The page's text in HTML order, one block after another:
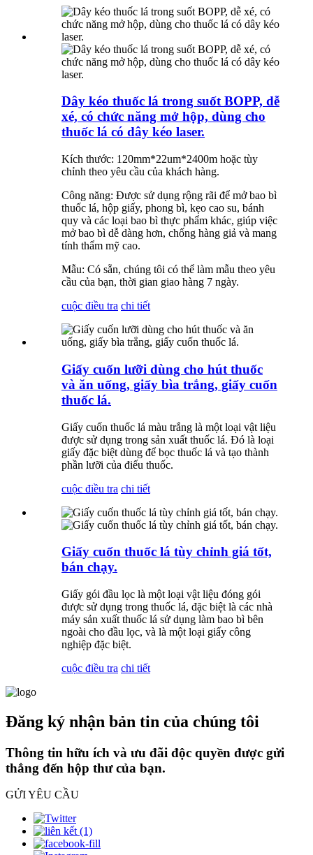
Dây kéo thuốc lá trong suốt BOPP, dễ
xé, có chức năng mở hộp, dùng cho
thuốc lá có dây kéo laser.
Kích thước: 120mm*22um*2400m hoặc tùy
chỉnh theo yêu cầu của khách hàng.
Công năng: Được sử dụng rộng rãi để mở bao bì
thuốc lá, hộp giấy, phong bì, kẹo cao su, bánh
quy và các loại bao bì thực phẩm khác, giúp việc
mở bao bì dễ dàng hơn, chống hàng giả và mang
tính thẩm mỹ cao.
Mẫu: Có sẵn, chúng tôi có thể làm mẫu theo yêu
cầu của bạn, thời gian giao hàng 7 ngày.
cuộc điều tra chi tiết
Giấy cuốn lưỡi dùng cho hút thuốc
và ăn uống, giấy bìa trắng, giấy cuốn
thuốc lá.
Giấy cuốn thuốc lá màu trắng là một loại vật liệu
được sử dụng trong sản xuất thuốc lá. Đó là loại
giấy đặc biệt dùng để bọc thuốc lá và tạo thành
phần lưỡi của điếu thuốc.
cuộc điều tra chi tiết
Giấy cuốn thuốc lá tùy chỉnh giá tốt,
bán chạy.
Giấy gói đầu lọc là một loại vật liệu đóng gói
được sử dụng trong thuốc lá, đặc biệt là các nhà
máy sản xuất thuốc lá sử dụng làm bao bì bên
ngoài cho đầu lọc, và là một loại giấy công
nghiệp đặc biệt.
cuộc điều tra chi tiết
Đăng ký nhận bản tin của chúng tôi
Thông tin hữu ích và ưu đãi độc quyền được gửi
thẳng đến hộp thư của bạn.
GỬI YÊU CẦU